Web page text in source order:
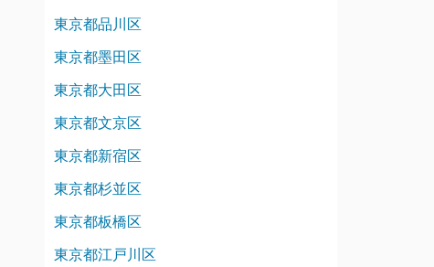
東京都品川区
東京都墨田区
東京都大田区
東京都文京区
東京都新宿区
東京都杉並区
東京都板橋区
東京都江戸川区